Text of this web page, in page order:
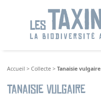
Accueil >Collecte >Tanaisie vulgaire
Tanaisie vulgaire